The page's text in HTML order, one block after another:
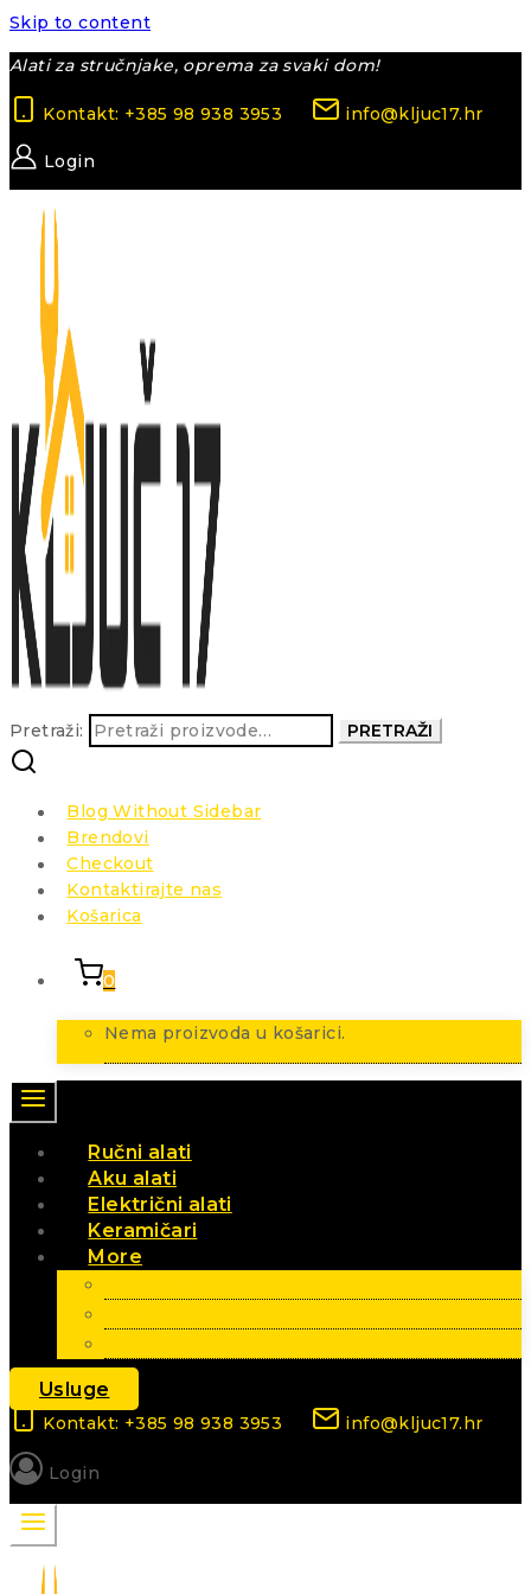
Skip to content
Alati za stručnjake, oprema za svaki dom!
Kontakt: +385 98 938 3953 info@kljuc17.hr
Login
Pretraži: PRETRAŽI
Blog Without Sidebar
Brendovi
Checkout
Kontaktirajte nas
Košarica
0
Nema proizvoda u košarici.
Ručni alati
Aku alati
Električni alati
Keramičari
More
Usluge
Kontakt: +385 98 938 3953 info@kljuc17.hr
Login